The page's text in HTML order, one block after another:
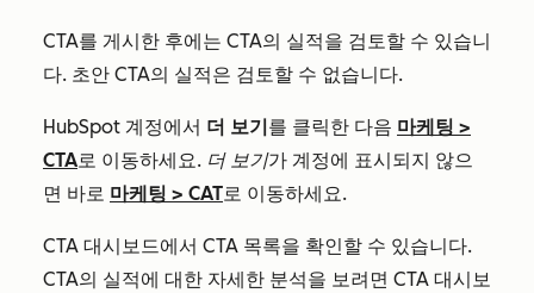
CTA를 게시한 후에는 CTA의 실적을 검토할 수 있습니
다. 초안 CTA의 실적은 검토할 수 없습니다.
HubSpot 계정에서 더 보기를 클릭한 다음 마케팅 >
CTA로 이동하세요. 더 보기가 계정에 표시되지 않으
면 바로 마케팅 > CAT로 이동하세요.
CTA 대시보드에서 CTA 목록을 확인할 수 있습니다.
CTA의 실적에 대한 자세한 분석을 보려면 CTA 대시보